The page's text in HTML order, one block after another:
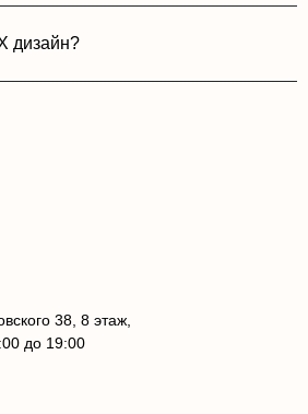
дизайн?
38, 8 этаж,
до 19:00